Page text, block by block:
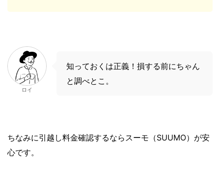
ロイ
知っておくは正義！損する前にちゃん
と調べとこ。
ちなみに引越し料金確認するならスーモ（SUUMO）が安
心です。